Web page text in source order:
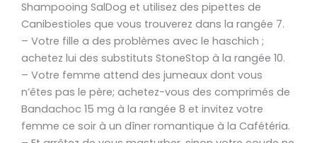
Shampooing SalDog et utilisez des pipettes de
Canibestioles que vous trouverez dans la rangée 7.
– Votre fille a des problèmes avec le haschich ;
achetez lui des substituts StoneStop à la rangée 10.
– Votre femme attend des jumeaux dont vous
n’êtes pas le père; achetez-vous des comprimés de
Bandachoc 15 mg à la rangée 8 et invitez votre
femme ce soir à un dîner romantique à la Cafétéria.